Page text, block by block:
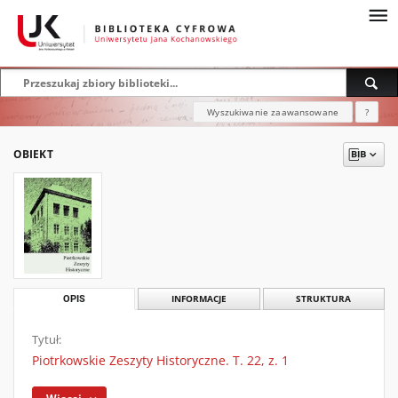
Wyszukiwanie zaawansowane ?
OBIEKT
OPIS INFORMACJE STRUKTURA
Tytuł:
Piotrkowskie Zeszyty Historyczne. T. 22, z. 1